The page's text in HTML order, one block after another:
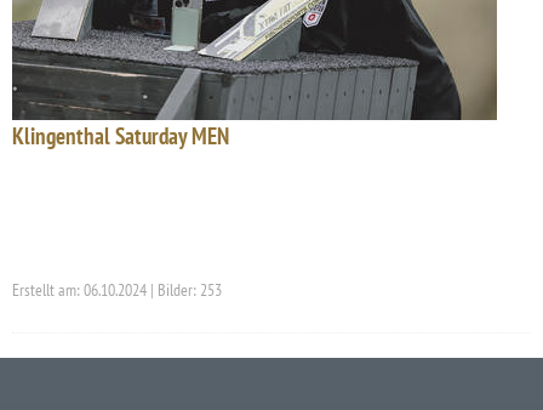
Klingenthal Saturday MEN
Erstellt am: 06.10.2024 | Bilder: 253